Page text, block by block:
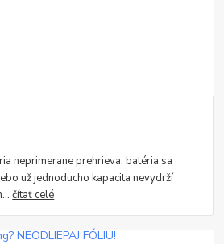
neprimerane prehrieva, batéria sa
už jednoducho kapacita nevydrží
čítať celé